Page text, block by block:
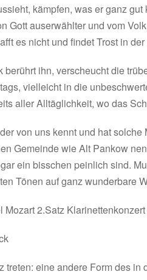
kämpfen, was er ganz
Gott auserwählter und vom
es nicht und findet Trost in
berührt ihn, verscheucht die
vielleicht in die
aller Alltäglichkeit, wo das
von uns kennt und hat
Gemeinde wie Alt Pankow
ein bisschen peinlich sind.
Tönen auf ganz wunderbare
Mozart 2.Satz Klarinettenkonzert
treten: eine andere Form des in